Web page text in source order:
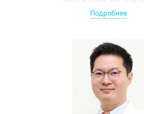
Подробнее